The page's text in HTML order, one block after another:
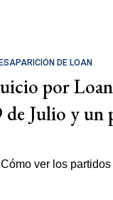
DE LOAN
por
de Julio y un